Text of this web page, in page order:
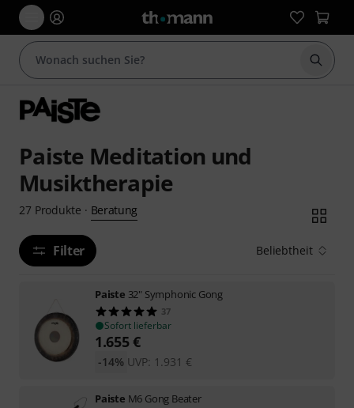
Suche
Paiste Meditation und
Musiktherapie
27 Produkte · Beratung
Filter Beliebtheit
Paiste 32" Symphonic Gong
37
Sofort lieferbar
1.655€
UVP: 1.931 €
-14%
Paiste M6 Gong Beater